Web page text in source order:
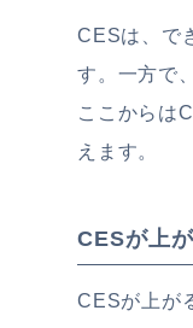
CESは、で
す。一方で
ここからは
えます。
CESが上
CESが上が